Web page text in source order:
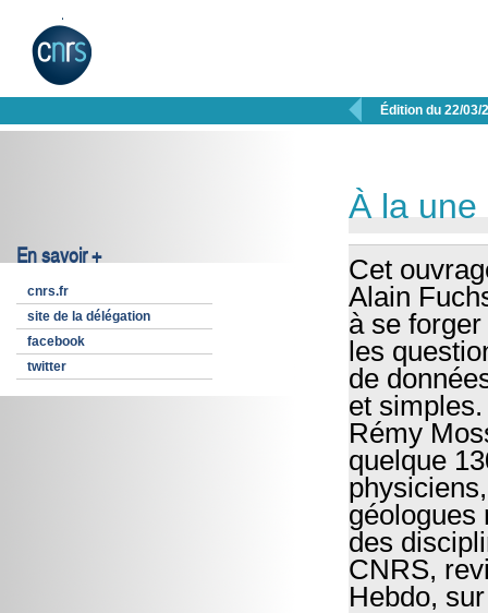
 Édition du 22/03/
En savoir +
cnrs.fr
site de la délégation
facebook
twitter
À la une
Cet
Alain
à se
les
de
et
Rémy
quelque
géologues
des
CNRS,
Hebdo,